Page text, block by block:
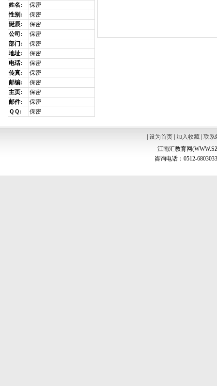
姓名:
保密
性别:
保密
诞辰:
保密
公司:
保密
部门:
保密
地址:
保密
电话:
保密
传真:
保密
邮编:
保密
主页:
保密
邮件:
保密
ＱＱ:
保密
设为首页| 加入收藏| 联系
江南汇教育网
咨询电话：0512-